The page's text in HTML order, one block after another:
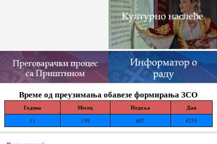
Време од преузимања обавезе формирања ЗСО
Година Месец Недеља Дан
11 139 607 4255